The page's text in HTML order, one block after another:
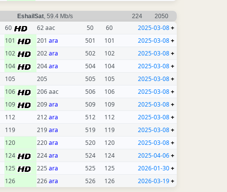
EshailSat, 59.4 Mb/s 224 2050
60 62 aac 50 60 2025-03-08+
101 201 ara 501 101 2025-03-08+
102 202ara 502 102 2025-03-08+
104 204ara 504 104 2025-03-08+
105 205 505 105 2025-03-08+
106 206 aac 506 106 2025-03-08+
109 209ara 509 109 2025-03-08+
112 212ara 512 112 2025-03-08+
119 219ara 519 119 2025-03-08+
120 220ara 520 120 2025-03-08+
124 224ara 524 124 2025-04-06+
125 225 ara 525 125 2026-01-30+
126 226ara 526 126 2026-03-19+